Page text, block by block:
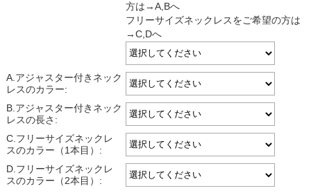
方は→A,Bへ
フリーサイズネックレスをご希望の方は
→C,Dへ
A.アジャスター付きネック
レスのカラー:
B.アジャスター付きネック
レスの長さ:
C.フリーサイズネックレ
スのカラー（1本目）:
D.フリーサイズネックレ
スのカラー（2本目）: